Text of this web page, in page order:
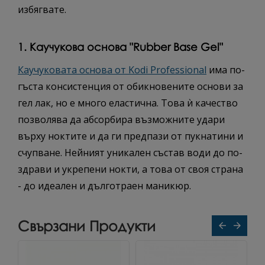
избягвате.
1. Каучукова основа "Rubber Base Gel"
Каучуковата основа от Kodi Professional има по-
гъста консистенция от обикновените основи за
гел лак, но е много еластична. Това ѝ качество
позволява да абсорбира възможните удари
върху ноктите и да ги предпази от пукнатини и
счупване. Нейният уникален състав води до по-
здрави и укрепени нокти, а това от своя страна
- до идеален и дълготраен маникюр.
Свързани Продукти